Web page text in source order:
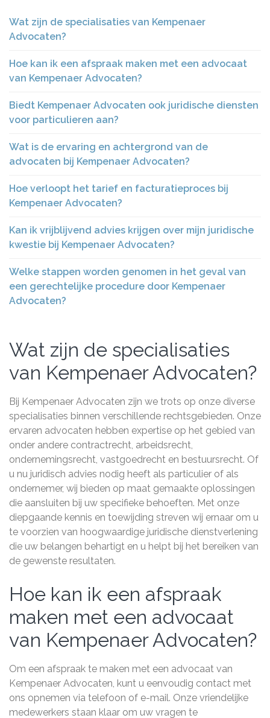
Wat zijn de specialisaties van Kempenaer
Advocaten?
Hoe kan ik een afspraak maken met een advocaat
van Kempenaer Advocaten?
Biedt Kempenaer Advocaten ook juridische diensten
voor particulieren aan?
Wat is de ervaring en achtergrond van de
advocaten bij Kempenaer Advocaten?
Hoe verloopt het tarief en facturatieproces bij
Kempenaer Advocaten?
Kan ik vrijblijvend advies krijgen over mijn juridische
kwestie bij Kempenaer Advocaten?
Welke stappen worden genomen in het geval van
een gerechtelijke procedure door Kempenaer
Advocaten?
Wat zijn de specialisaties
van Kempenaer Advocaten?
Bij Kempenaer Advocaten zijn we trots op onze diverse
specialisaties binnen verschillende rechtsgebieden. Onze
ervaren advocaten hebben expertise op het gebied van
onder andere contractrecht, arbeidsrecht,
ondernemingsrecht, vastgoedrecht en bestuursrecht. Of
u nu juridisch advies nodig heeft als particulier of als
ondernemer, wij bieden op maat gemaakte oplossingen
die aansluiten bij uw specifieke behoeften. Met onze
diepgaande kennis en toewijding streven wij ernaar om u
te voorzien van hoogwaardige juridische dienstverlening
die uw belangen behartigt en u helpt bij het bereiken van
de gewenste resultaten.
Hoe kan ik een afspraak
maken met een advocaat
van Kempenaer Advocaten?
Om een afspraak te maken met een advocaat van
Kempenaer Advocaten, kunt u eenvoudig contact met
ons opnemen via telefoon of e-mail. Onze vriendelijke
medewerkers staan klaar om uw vragen te